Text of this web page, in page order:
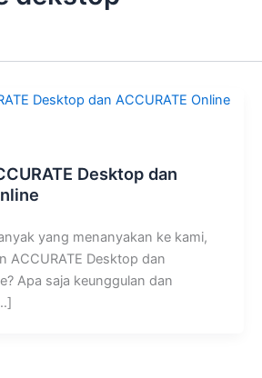
Desktop dan
yang menanyakan ke kami,
ACCURATE Desktop dan
Apa saja keunggulan dan